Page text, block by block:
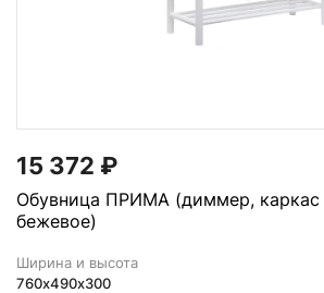
15 372 ₽
Обувница ПРИМА (диммер, каркас
бежевое)
Ширина и высота
760х490х300